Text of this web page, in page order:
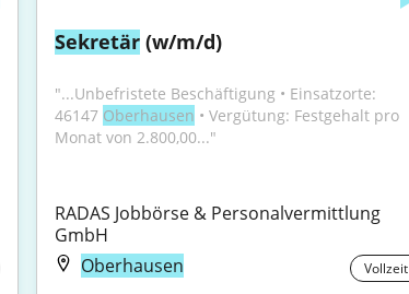
Sekretär (w/m/d)
"...Unbefristete Beschäftigung • Einsatzorte:
46147 Oberhausen • Vergütung: Festgehalt pro
Monat von 2.800,00..."
RADAS Jobbörse & Personalvermittlung
GmbH
Oberhausen
Vollzeit